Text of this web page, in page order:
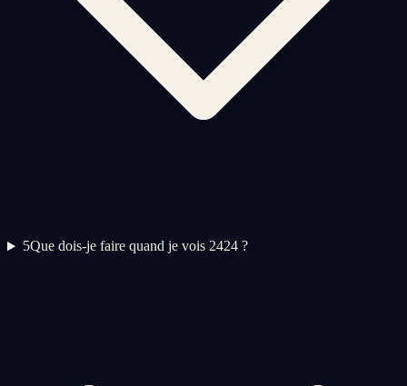
5Que dois-je faire quand je vois 2424 ?